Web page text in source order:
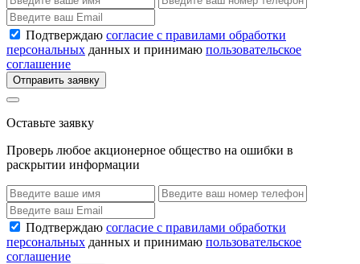
Подтверждаю согласие с правилами обработки
персональных данных и принимаю пользовательское
соглашение
Отправить заявку
Оставьте заявку
Проверь любое акционерное общество на ошибки в
раскрытии информации
Подтверждаю согласие с правилами обработки
персональных данных и принимаю пользовательское
соглашение